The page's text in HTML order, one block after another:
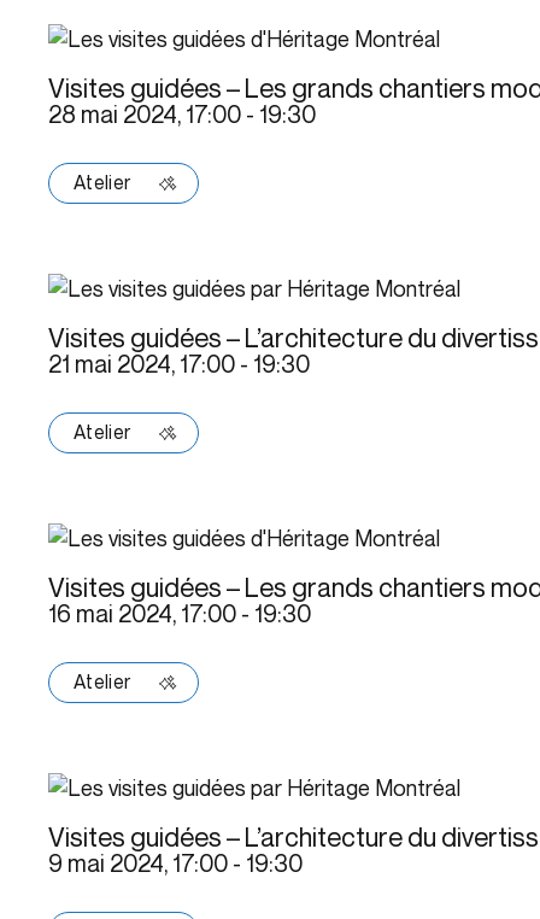
Visites guidées – Les grands chantiers
28 mai 2024, 17:00 - 19:30
Atelier
Visites guidées – L’architecture du
21 mai 2024, 17:00 - 19:30
Atelier
Visites guidées – Les grands chantiers
16 mai 2024, 17:00 - 19:30
Atelier
Visites guidées – L’architecture du
9 mai 2024, 17:00 - 19:30